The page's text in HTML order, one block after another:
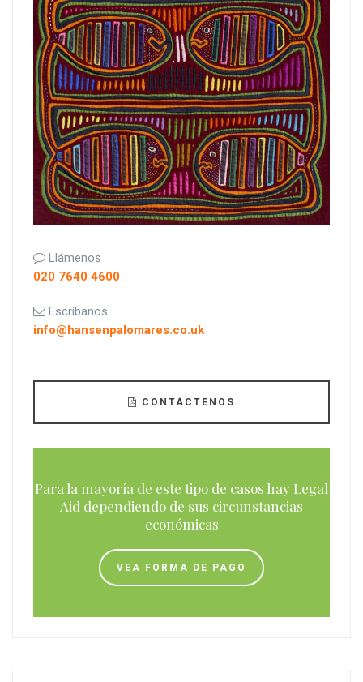
Llámenos
020 7640 4600
Escríbanos
info@hansenpalomares.co.uk
CONTÁCTENOS
Para la mayoría de este tipo de casos hay Legal
Aid dependiendo de sus circunstancias
económicas
VEA FORMA DE PAGO